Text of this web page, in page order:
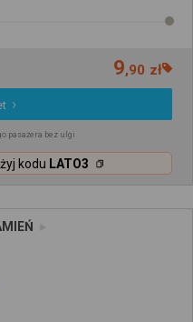
9,90 zł
pasażera bez ulgi
kodu LATO3